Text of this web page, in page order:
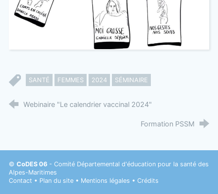
SANTÉ FEMMES 2024 SÉMINAIRE
Webinaire "Le calendrier vaccinal 2024"
Formation PSSM
© CoDES 06- Comité Départemental d'éducation pour la santé des
Alpes-Maritimes
Contact • Plan du site• Mentions légales • Crédits